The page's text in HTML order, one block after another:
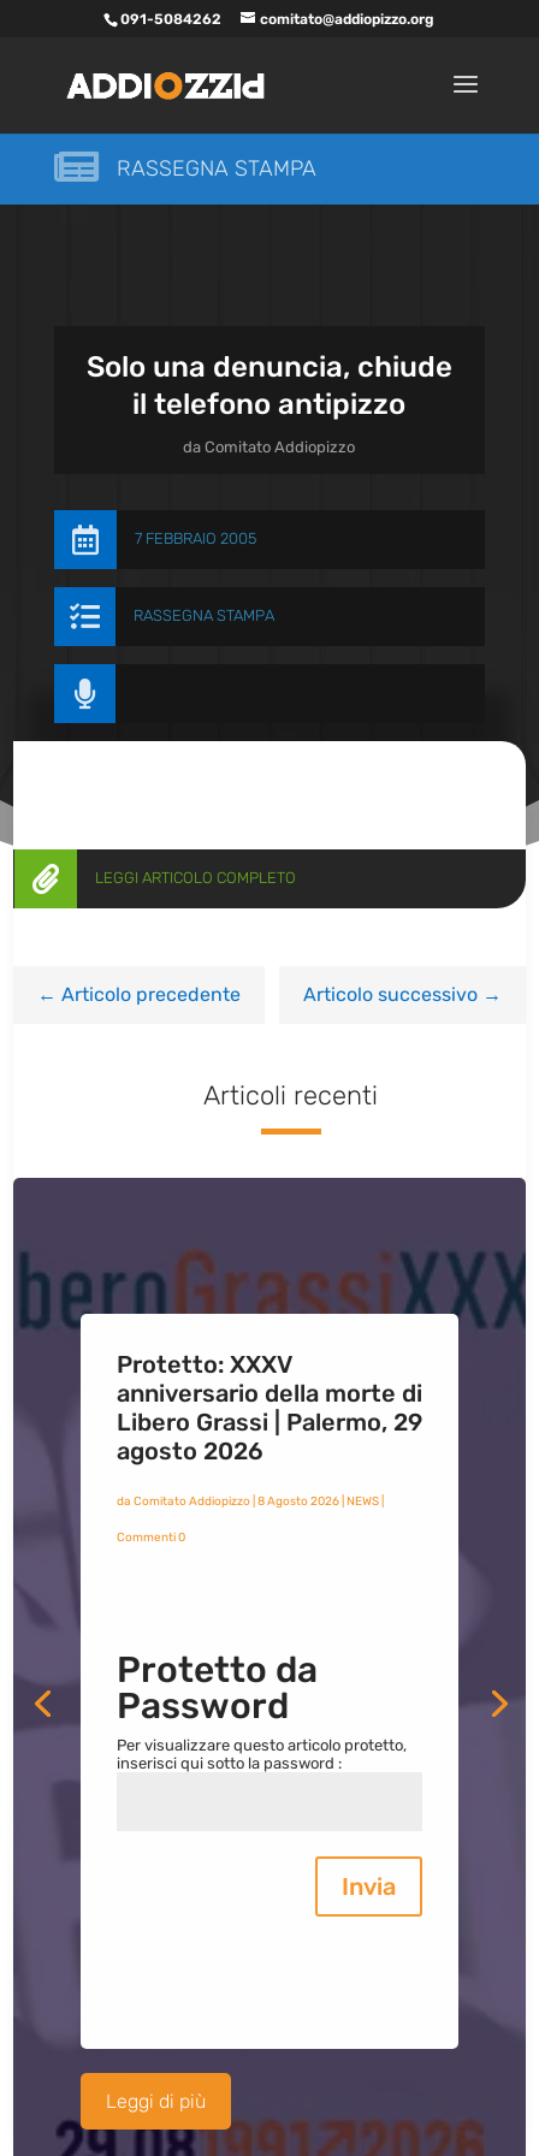
091-5084262 comitato@addiopizzo.org
 RASSEGNA STAMPA
Solo una denuncia, chiude
il telefono antipizzo
daComitato Addiopizzo
 7 FEBBRAIO 2005
 RASSEGNA STAMPA

 LEGGI ARTICOLO COMPLETO
←Articolo precedente Articolo successivo→
Articoli recenti
Protetto: XXXV
anniversario della morte di
Libero Grassi | Palermo, 29
agosto 2026
da Comitato Addiopizzo| 8 Agosto 2026| NEWS|
Commenti 0
Protetto da
Password
Per visualizzare questo articolo protetto,
inserisci qui sotto la password :
Invia
Leggi di più